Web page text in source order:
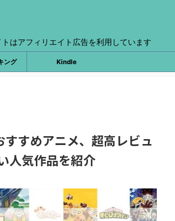
トはアフィリエイト広告を利用しています
ング Kindle
すめアニメ、超高レビュ
人気作品を紹介